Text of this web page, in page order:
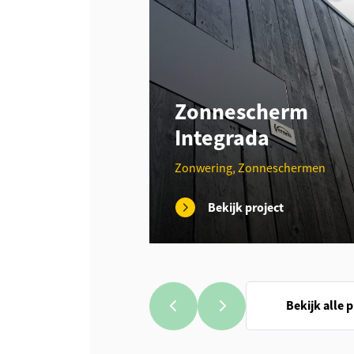
Zonnescherm
Integrada
Zonwering, Zonneschermen
Bekijk project
Bekijk alle